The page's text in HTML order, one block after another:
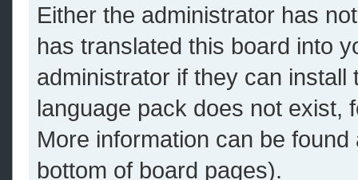
Either the administrator has
has translated this board into
administrator if they can
language pack does not exist,
More information can be
bottom of board pages).